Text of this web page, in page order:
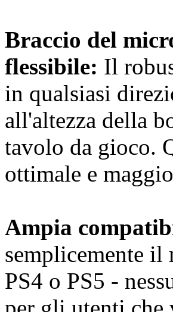
Braccio del
flessibile: Il
in qualsiasi
all'altezza della
tavolo da gioco.
ottimale e
Ampia
semplicemente
PS4 o PS5 -